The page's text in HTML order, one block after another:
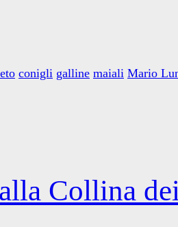
conigli galline maiali Mario
Collina